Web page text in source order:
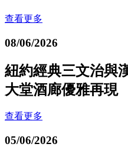
查看更多
08/06/2026
紐約經典三文治與
大堂酒廊優雅再現
查看更多
05/06/2026